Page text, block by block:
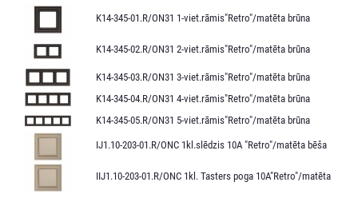
K14-345-01.R/ON31 1-viet.rāmis"Retro"/matēta brūna
K14-345-02.R/ON31 2-viet.rāmis"Retro"/matēta brūna
K14-345-03.R/ON31 3-viet.rāmis"Retro"/matēta brūna
K14-345-04.R/ON31 4-viet.rāmis"Retro"/matēta brūna
K14-345-05.R/ON31 5-viet.rāmis"Retro"/matēta brūna
IJ1.10-203-01.R/ONC 1kl.slēdzis 10A "Retro"/matēta bēša
IIJ1.10-203-01.R/ONC 1kl. Tasters poga 10A"Retro"/matēta